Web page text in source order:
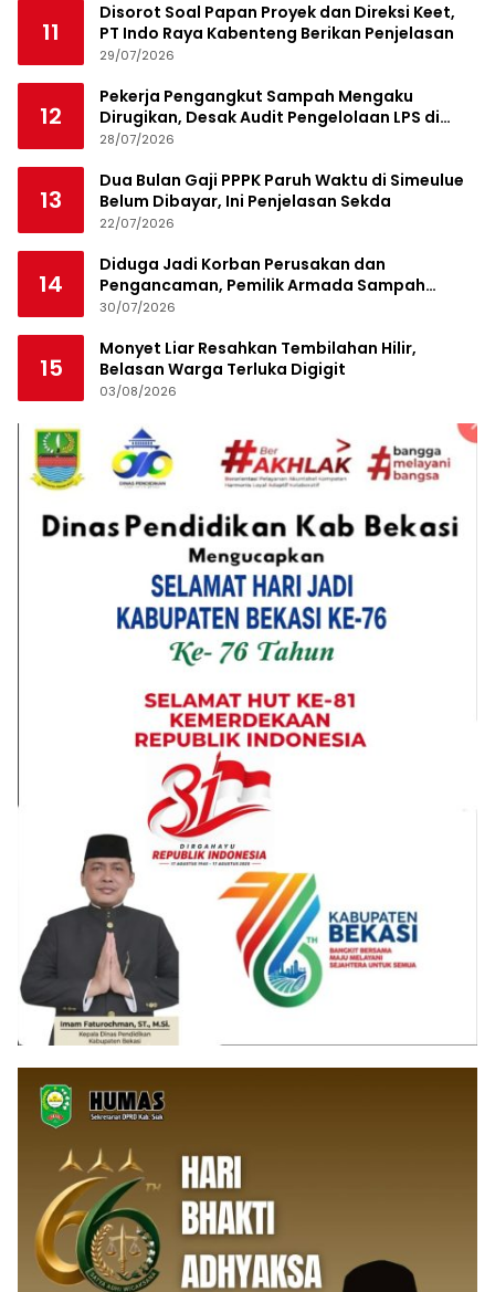
11
Disorot Soal Papan Proyek dan Direksi Keet,
PT Indo Raya Kabenteng Berikan Penjelasan
29/07/2026
12
Pekerja Pengangkut Sampah Mengaku
Dirugikan, Desak Audit Pengelolaan LPS di
Pekanbaru
28/07/2026
13
Dua Bulan Gaji PPPK Paruh Waktu di Simeulue
Belum Dibayar, Ini Penjelasan Sekda
22/07/2026
14
Diduga Jadi Korban Perusakan dan
Pengancaman, Pemilik Armada Sampah
Siapkan Laporan Polisi
30/07/2026
15
Monyet Liar Resahkan Tembilahan Hilir,
Belasan Warga Terluka Digigit
03/08/2026